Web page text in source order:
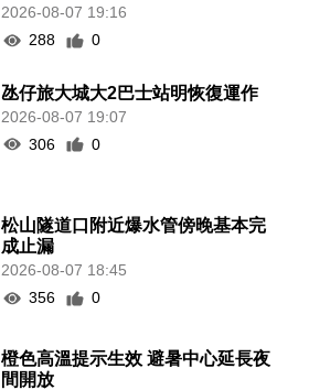
2026-08-07 19:16
288
0
氹仔旅大城大2巴士站明恢復運作
2026-08-07 19:07
306
0
松山隧道口附近爆水管傍晚基本完
成止漏
2026-08-07 18:45
356
0
橙色高溫提示生效 避暑中心延長夜
間開放